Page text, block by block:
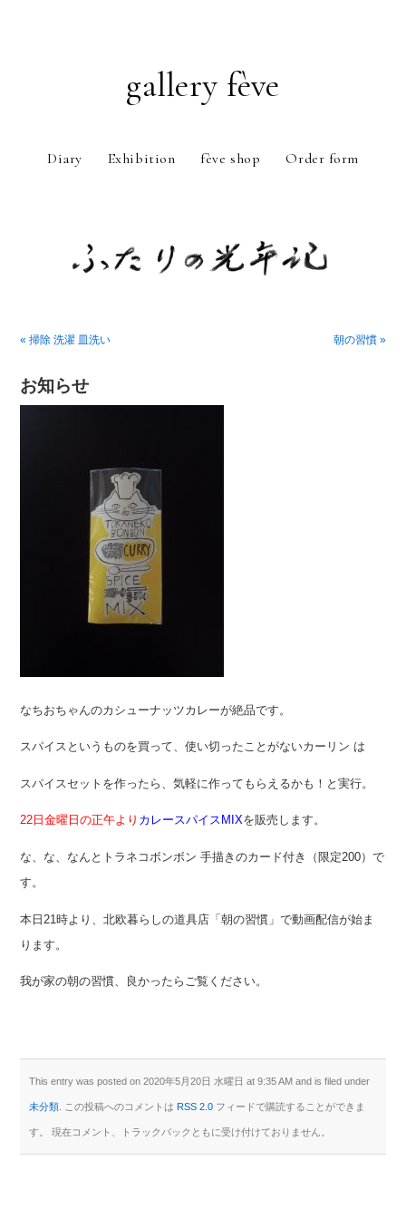
gallery fève
Diary Exhibition fève shop Order form
« 掃除 洗濯 皿洗い
朝の習慣 »
お知らせ
なちおちゃんのカシューナッツカレーが絶品です。
スパイスというものを買って、使い切ったことがないカーリン は
スパイスセットを作ったら、気軽に作ってもらえるかも！と実行。
22日金曜日の正午より カレースパイスMIXを販売します。
な、な、なんとトラネコボンボン 手描きのカード付き（限定200）で
す。
本日21時より、北欧暮らしの道具店「朝の習慣」で動画配信が始ま
ります。
我が家の朝の習慣、良かったらご覧ください。
This entry was posted on 2020年5月20日 水曜日 at 9:35 AM and is filed under
未分類 . この投稿へのコメントはRSS 2.0 フィードで購読することができま
す。 現在コメント、トラックバックともに受け付けておりません。